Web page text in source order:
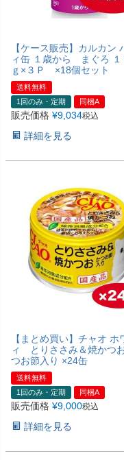
【ケース販売】カルカン
ィ缶 １歳から まぐろ １
ｇ×３Ｐ ×18個セット
送料無料
1回のみ・定期
同梱A
販売価格 ¥9,034税込
詳細を見る
【まとめ買い】チャオ ホ
ィ とりささみ＆焼かつ
つお節入り ×24缶
送料無料
1回のみ・定期
同梱A
販売価格 ¥9,000税込
詳細を見る